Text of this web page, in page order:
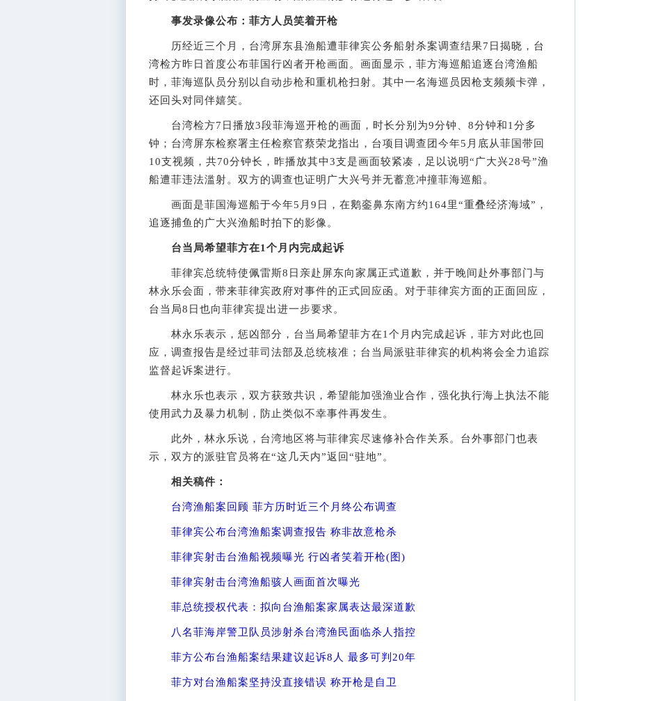
事发录像公布：菲方人员笑着开枪
历经近三个月，台湾屏东县渔船遭菲律宾公务船射杀案调查结果7日揭晓，台
湾检方昨日首度公布菲国行凶者开枪画面。画面显示，菲方海巡船追逐台湾渔船
时，菲海巡队员分别以自动步枪和重机枪扫射。其中一名海巡员因枪支频频卡弹，
还回头对同伴嬉笑。
台湾检方7日播放3段菲海巡开枪的画面，时长分别为9分钟、8分钟和1分多
钟；台湾屏东检察署主任检察官蔡荣龙指出，台项目调查团今年5月底从菲国带回
10支视频，共70分钟长，昨播放其中3支是画面较紧凑，足以说明“广大兴28号”渔
船遭菲违法滥射。双方的调查也证明广大兴号并无蓄意冲撞菲海巡船。
画面是菲国海巡船于今年5月9日，在鹅銮鼻东南方约164里“重叠经济海域”，
追逐捕鱼的广大兴渔船时拍下的影像。
台当局希望菲方在1个月内完成起诉
菲律宾总统特使佩雷斯8日亲赴屏东向家属正式道歉，并于晚间赴外事部门与
林永乐会面，带来菲律宾政府对事件的正式回应函。对于菲律宾方面的正面回应，
台当局8日也向菲律宾提出进一步要求。
林永乐表示，惩凶部分，台当局希望菲方在1个月内完成起诉，菲方对此也回
应，调查报告是经过菲司法部及总统核准；台当局派驻菲律宾的机构将会全力追踪
监督起诉案进行。
林永乐也表示，双方获致共识，希望能加强渔业合作，强化执行海上执法不能
使用武力及暴力机制，防止类似不幸事件再发生。
此外，林永乐说，台湾地区将与菲律宾尽速修补合作关系。台外事部门也表
示，双方的派驻官员将在“这几天内”返回“驻地”。
相关稿件：
台湾渔船案回顾 菲方历时近三个月终公布调查
菲律宾公布台湾渔船案调查报告 称非故意枪杀
菲律宾射击台渔船视频曝光 行凶者笑着开枪(图)
菲律宾射击台湾渔船骇人画面首次曝光
菲总统授权代表：拟向台渔船案家属表达最深道歉
八名菲海岸警卫队员涉射杀台湾渔民面临杀人指控
菲方公布台渔船案结果建议起诉8人 最多可判20年
菲方对台渔船案坚持没直接错误 称开枪是自卫